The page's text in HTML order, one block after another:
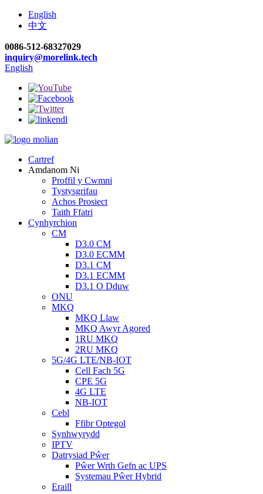
English
中文
0086-512-68327029
inquiry@morelink.tech
English
Cartref
Amdanom Ni
Proffil y Cwmni
Tystysgrifau
Achos Prosiect
Taith Ffatri
Cynhyrchion
CM
D3.0 CM
D3.0 ECMM
D3.1 CM
D3.1 ECMM
D3.1 O Dduw
ONU
MKQ
MKQ Llaw
MKQ Awyr Agored
1RU MKQ
2RU MKQ
5G/4G LTE/NB-IOT
Cell Fach 5G
CPE 5G
4G LTE
NB-IOT
Cebl
Ffibr Optegol
Synhwyrydd
IPTV
Datrysiad Pŵer
Pŵer Wrth Gefn ac UPS
Systemau Pŵer Hybrid
Eraill